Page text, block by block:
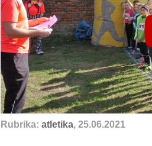
Rubrika: atletika, 25.06.2021